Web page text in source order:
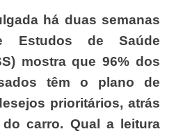
Estudos de Saúde
mostra que 96% dos
têm o plano de
prioritários, atrás
carro. Qual a leitura